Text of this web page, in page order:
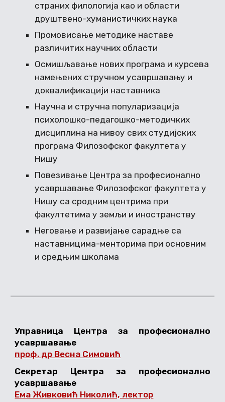
страних филологија као и области
друштвено-хуманистичких наука
Промовисање методике наставе
различитих научних области
Осмишљавање нових програма и курсева
намењених стручном усавршавању и
доквалификацији наставника
Научна и стручна популаризација
психолошко-педагошко-методичких
дисциплина на нивоу свих студијских
програма Филозофског факултета у
Нишу
Повезивање Центра за професионално
усавршавање Филозофског факултета у
Нишу са сродним центрима при
факултетима у земљи и иностранству
Неговање и развијање сарадње са
наставницима-менторима при основним
и средњим школама
Управница Центра за професионално
усавршавање
проф. др Весна Симовић
Секретар Центра за професионално
усавршавање
Ема Живковић Николић, лектор